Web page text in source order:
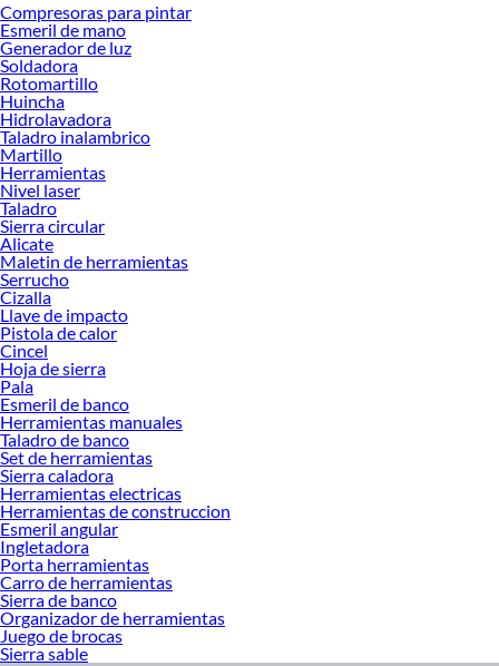
optimizan el espacio. También hay opciones en acabados metálicos para mayor
resistencia, modelos compactos para talleres pequeños y diseños modulares que
se adaptan a cualquier entorno. Si buscas funcionalidad, existen equipos con
ruedas, cajones y superficies antideslizantes que aportan comodidad y orden.
Al momento de elegir, considera el tipo de tareas que realizas, la frecuencia de
uso y el espacio disponible. El equipamiento de taller adecuado debe ofrecer
durabilidad, estabilidad y facilidad de organización. Si priorizas la movilidad,
apuesta por carros con ruedas reforzadas; si buscas máxima capacidad,
selecciona bancos amplios con múltiples compartimentos. Descubre cuál se
adapta mejor a ti y convierte tu taller en un espacio más eficiente y seguro.
Para comparar correctamente, analiza la relación entre calidad, precio y
beneficios. Los equipos de gama alta garantizan mayor resistencia y vida útil,
mientras que las opciones básicas son ideales para proyectos ocasionales.
Explora nuestras colecciones disponibles y encuentra la alternativa que mejor se
ajuste a tus necesidades. Conoce más sobre sus beneficios y asegura un entorno
de trabajo ordenado, práctico y diseñado para optimizar cada tarea.
Complementa tu compra con estos productos:
Organizador de herramientas
Caja de herramientas
Carro de herramientas
Porta herramientas
Compresoras para pintar
Esmeril de mano
Generador de luz
Soldadora
Rotomartillo
Huincha
Hidrolavadora
Taladro inalambrico
Martillo
Herramientas
Nivel laser
Taladro
Sierra circular
Alicate
Maletin de herramientas
Serrucho
Cizalla
Llave de impacto
Pistola de calor
Cincel
Hoja de sierra
Pala
Esmeril de banco
Herramientas manuales
Taladro de banco
Set de herramientas
Sierra caladora
Herramientas electricas
Herramientas de construccion
Esmeril angular
Ingletadora
Porta herramientas
Carro de herramientas
Sierra de banco
Organizador de herramientas
Juego de brocas
Sierra sable